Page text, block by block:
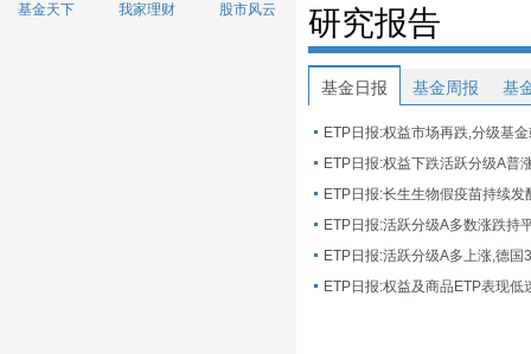
基金天下 我家理财 股市风云 研究报告
基金日报 基金周报 基
ETP日报:权益市场再跌,分级基
ETP日报:长生生物假疫苗持续发
ETP日报:活跃分级A多数涨跌持
ETP日报:活跃分级A多上涨,德国